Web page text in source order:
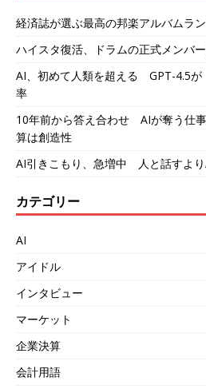
経済誌が選ぶ最高の邦楽アルバムラ
ハイスタ復活、ドラムの正式メンバ
AI、初めて人類を超える GPT-4.5が
率
10年前から答え合わせ AIが奪う仕
算は創造性
AI引きこもり、急増中 人と話すよ
カテゴリー
AI
アイドル
インタビュー
マーケット
企業決算
会計用語